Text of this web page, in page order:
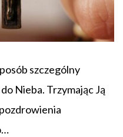
szczególny
Nieba. Trzymając Ją